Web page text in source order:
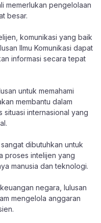
memerlukan pengelolaan
besar.
komunikasi yang baik
Ilmu Komunikasi dapat
informasi secara tepat
untuk memahami
membantu dalam
situasi internasional yang
dibutuhkan untuk
proses intelijen yang
manusia dan teknologi.
negara, lulusan
mengelola anggaran